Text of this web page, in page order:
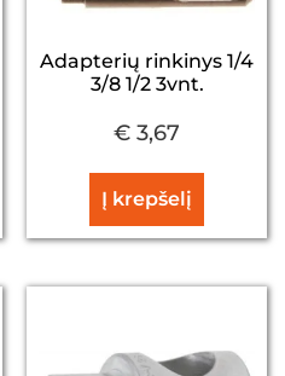
Adapterių rinkinys 1/4
3/8 1/2 3vnt.
€ 3,67
Į krepšelį